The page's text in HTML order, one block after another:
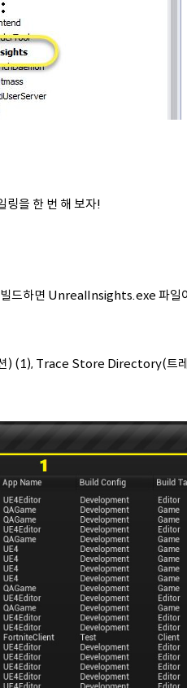
링을 한 번 해 보자!
드하면 UnrealInsights.exe 파
) (1), Trace Store Directory(트